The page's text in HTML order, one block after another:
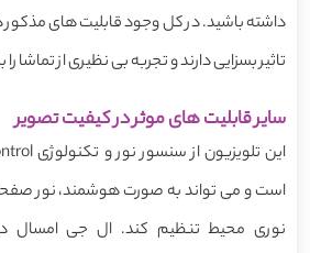
داشته باشید. در کل وجود قابلیت های
تاثیر بسزایی دارند و تجربه بی نظیری از تماشا
سایر قابلیت های موثر در کیفیت تصویر
است و می تواند به صورت هوشمند، نور
نوری محیط تنظیم کند. ال جی امسال در